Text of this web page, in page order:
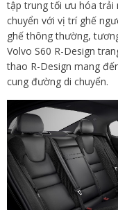
tập trung tối ưu hóa trải
chuyển với vị trí ghế
ghế thông thường,
Volvo S60 R-Design
thao R-Design mang
cung đường di chuyển.